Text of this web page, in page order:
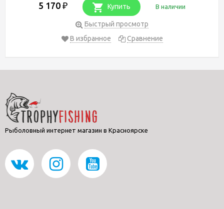
5 170 ₽ Купить В наличии
Быстрый просмотр
В избранное
Сравнение
Рыболовный интернет магазин в Красноярске